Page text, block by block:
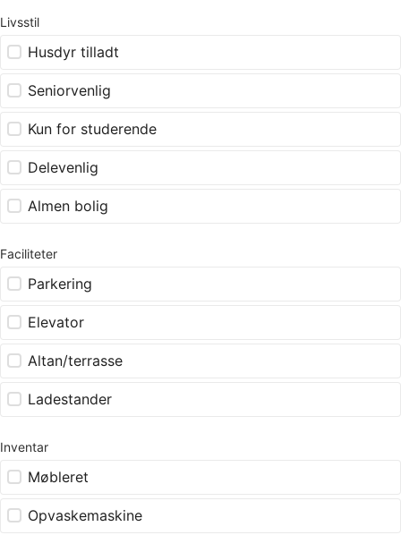
Livsstil
Husdyr tilladt
Seniorvenlig
Kun for studerende
Delevenlig
Almen bolig
Faciliteter
Parkering
Elevator
Altan/terrasse
Ladestander
Inventar
Møbleret
Opvaskemaskine